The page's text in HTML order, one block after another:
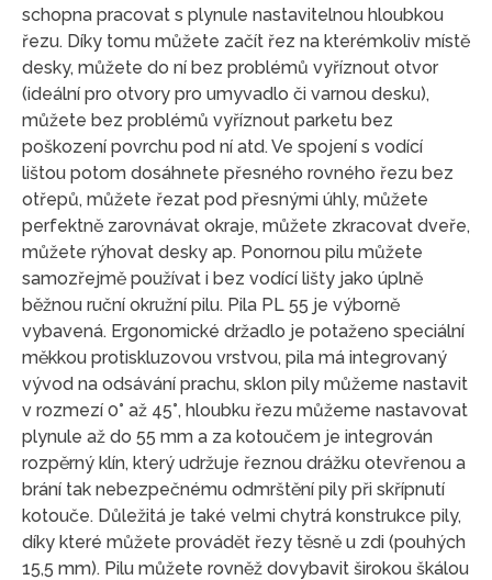
schopna pracovat s plynule nastavitelnou hloubkou
řezu. Díky tomu můžete začít řez na kterémkoliv místě
desky, můžete do ní bez problémů vyříznout otvor
(ideální pro otvory pro umyvadlo či varnou desku),
můžete bez problémů vyříznout parketu bez
poškození povrchu pod ní atd. Ve spojení s vodící
lištou potom dosáhnete přesného rovného řezu bez
otřepů, můžete řezat pod přesnými úhly, můžete
perfektně zarovnávat okraje, můžete zkracovat dveře,
můžete rýhovat desky ap. Ponornou pilu můžete
samozřejmě používat i bez vodící lišty jako úplně
běžnou ruční okružní pilu. Pila PL 55 je výborně
vybavená. Ergonomické držadlo je potaženo speciální
měkkou protiskluzovou vrstvou, pila má integrovaný
vývod na odsávání prachu, sklon pily můžeme nastavit
v rozmezí 0° až 45°, hloubku řezu můžeme nastavovat
plynule až do 55 mm a za kotoučem je integrován
rozpěrný klín, který udržuje řeznou drážku otevřenou a
brání tak nebezpečnému odmrštění pily při skřípnutí
kotouče. Důležitá je také velmi chytrá konstrukce pily,
díky které můžete provádět řezy těsně u zdi (pouhých
15,5 mm). Pilu můžete rovněž dovybavit širokou škálou